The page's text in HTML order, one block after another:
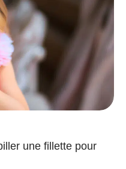
une fillette pour